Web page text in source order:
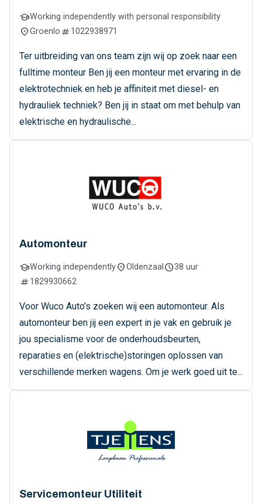
schoolWorking independently with personal responsibility
location_onGroenlo numbers1022938971
Ter uitbreiding van ons team zijn wij op zoek naar een
fulltime monteur Ben jij een monteur met ervaring in de
elektrotechniek en heb je affiniteit met diesel- en
hydrauliek techniek? Ben jij in staat om met behulp van
elektrische en hydraulische...
Automonteur
schoolWorking independentlylocation_onOldenzaal schedule38 uur
numbers1829930662
Voor Wuco Auto’s zoeken wij een automonteur. Als
automonteur ben jij een expert in je vak en gebruik je
jou specialisme voor de onderhoudsbeurten,
reparaties en (elektrische)storingen oplossen van
verschillende merken wagens. Om je werk goed uit te...
Servicemonteur Utiliteit